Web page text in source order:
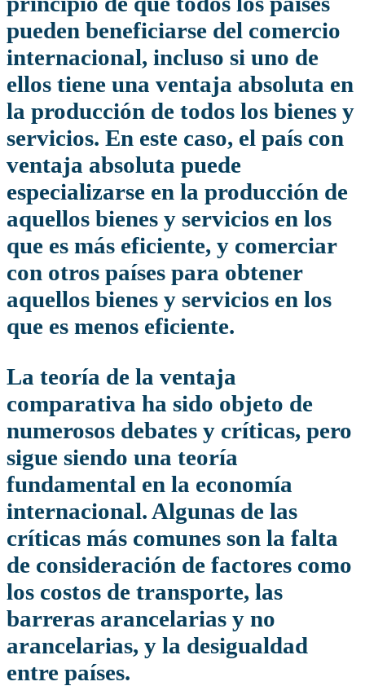
pueden beneficiarse del comercio
internacional, incluso si uno de
ellos tiene una ventaja absoluta en
la producción de todos los bienes y
servicios. En este caso, el país con
ventaja absoluta puede
especializarse en la producción de
aquellos bienes y servicios en los
que es más eficiente, y comerciar
con otros países para obtener
aquellos bienes y servicios en los
que es menos eficiente.
La teoría de la ventaja
comparativa ha sido objeto de
numerosos debates y críticas, pero
sigue siendo una teoría
fundamental en la economía
internacional. Algunas de las
críticas más comunes son la falta
de consideración de factores como
los costos de transporte, las
barreras arancelarias y no
arancelarias, y la desigualdad
entre países.